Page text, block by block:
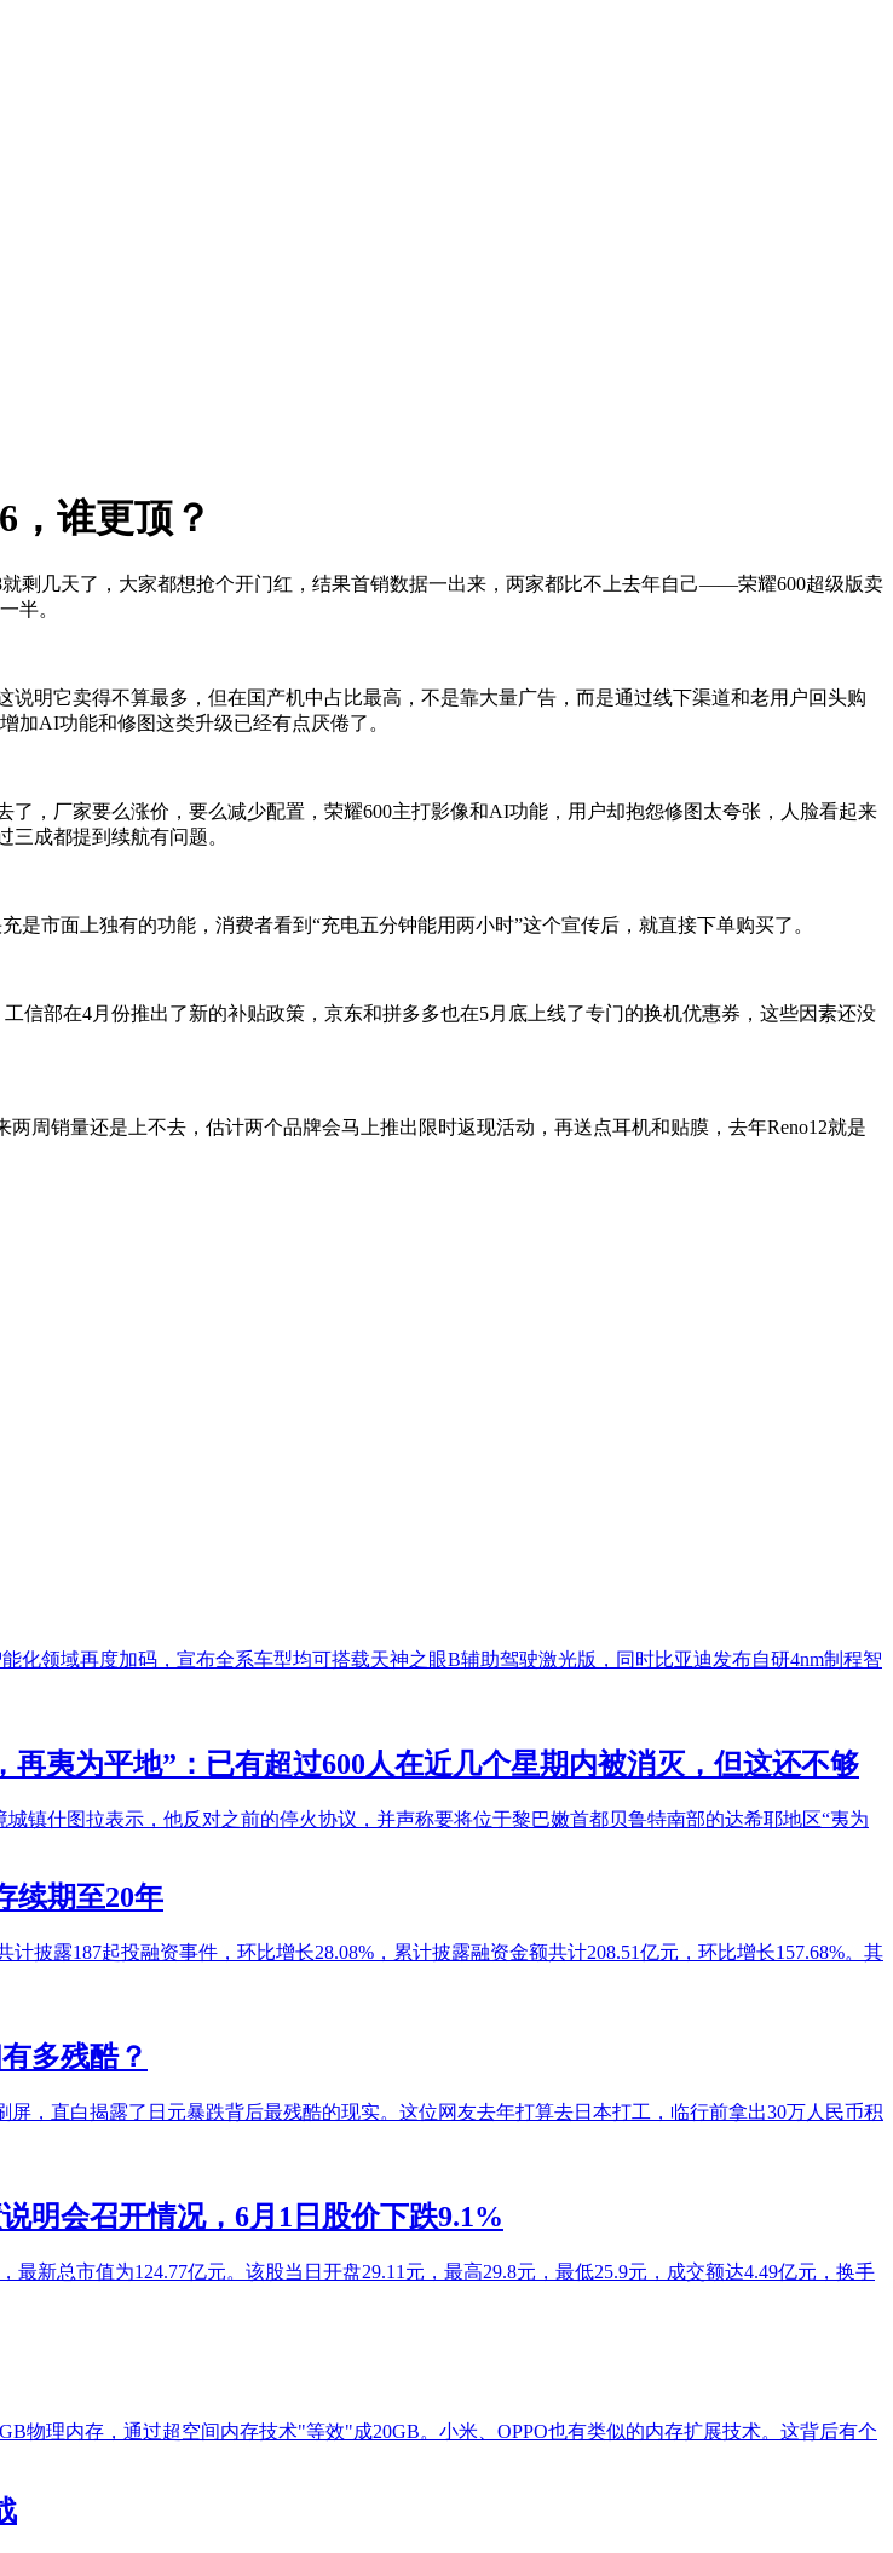
，谁更顶？
就剩几天了，大家都想抢个开门红，结果首销数据一出来，两家都比不上去年自己——荣耀600超级版卖
半。
明它卖得不算最多，但在国产机中占比最高，不是靠大量广告，而是通过线下渠道和老用户回头购
加AI功能和修图这类升级已经有点厌倦了。
，厂家要么涨价，要么减少配置，荣耀600主打影像和AI功能，用户却抱怨修图太夸张，人脸看起来
三成都提到续航有问题。
是市面上独有的功能，消费者看到“充电五分钟能用两小时”这个宣传后，就直接下单购买了。
信部在4月份推出了新的补贴政策，京东和拼多多也在5月底上线了专门的换机优惠券，这些因素还没
周销量还是上不去，估计两个品牌会马上推出限时返现活动，再送点耳机和贴膜，去年Reno12就是
化领域再度加码，宣布全系车型均可搭载天神之眼B辅助驾驶激光版，同时比亚迪发布自研4nm制程智
夷为平地”：已有超过600人在近几个星期内被消灭，但这还不够
镇什图拉表示，他反对之前的停火协议，并声称要将位于黎巴嫩首都贝鲁特南部的达希耶地区“夷为
续期至20年
披露187起投融资事件，环比增长28.08%，累计披露融资金额共计208.51亿元，环比增长157.68%。其
多残酷？
，直白揭露了日元暴跌背后最残酷的现实。这位网友去年打算去日本打工，临行前拿出30万人民币积
明会召开情况，6月1日股价下跌9.1%
新总市值为124.77亿元。该股当日开盘29.11元，最高29.8元，最低25.9元，成交额达4.49亿元，换手
物理内存，通过超空间内存技术"等效"成20GB。小米、OPPO也有类似的内存扩展技术。这背后有个